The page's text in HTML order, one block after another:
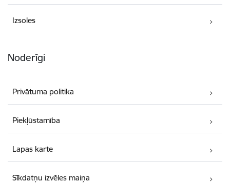
Izsoles
Noderīgi
Privātuma politika
Piekļūstamība
Lapas karte
Sīkdatņu izvēles maiņa